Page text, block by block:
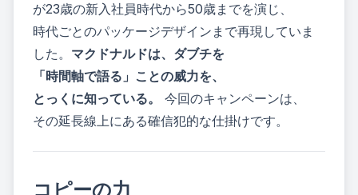
が23歳の新入社員時代から50歳までを演じ、
時代ごとのパッケージデザインまで再現していま
した。 マクドナルドは、ダブチを
「時間軸で語る」ことの威力を、
とっくに知っている。
今回のキャンペーンは、
その延長線上にある確信犯的な仕掛けです。
コピーの力